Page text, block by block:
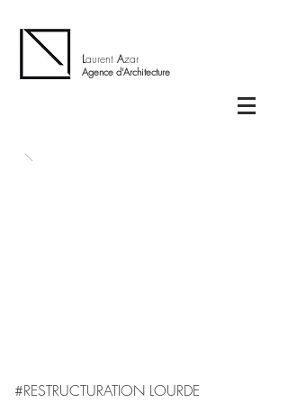
Laurent Azar
Agence d'Architecture
#RESTRUCTURATION LOURDE